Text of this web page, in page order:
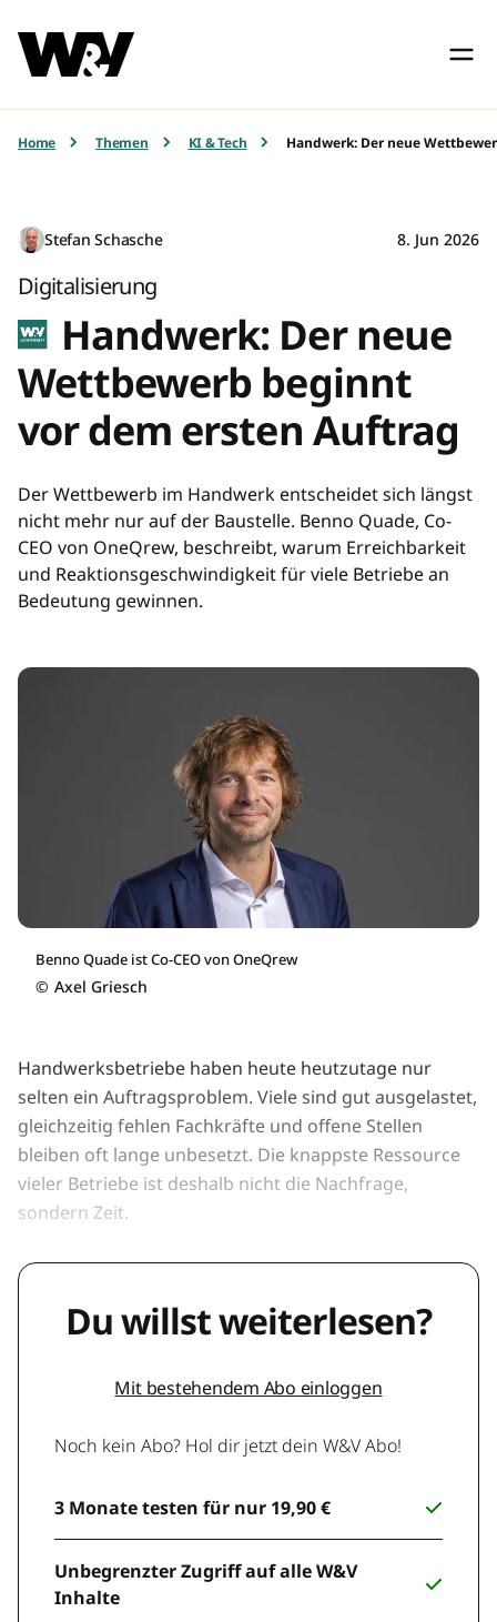
Home Themen KI & Tech Handwerk: Der neue
Stefan Schasche 8. Jun 2026
Digitalisierung
Handwerk: Der neue
Wettbewerb beginnt
vor dem ersten Auftrag
Der Wettbewerb im Handwerk entscheidet sich längst
nicht mehr nur auf der Baustelle. Benno Quade, Co-
CEO von OneQrew, beschreibt, warum Erreichbarkeit
und Reaktionsgeschwindigkeit für viele Betriebe an
Bedeutung gewinnen.
Benno Quade ist Co-CEO von OneQrew
© Axel Griesch
Handwerksbetriebe haben heute heutzutage nur
selten ein Auftragsproblem. Viele sind gut ausgelastet,
gleichzeitig fehlen Fachkräfte und offene Stellen
bleiben oft lange unbesetzt. Die knappste Ressource
vieler Betriebe ist deshalb nicht die Nachfrage,
sondern Zeit.
Du willst weiterlesen?
Mit bestehendem Abo einloggen
Noch kein Abo? Hol dir jetzt dein W&V Abo!
3 Monate testen für nur 19,90 €
Unbegrenzter Zugriff auf alle W&V
Inhalte